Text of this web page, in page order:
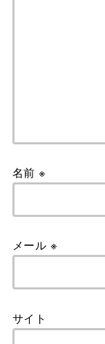
名前※
メール ※
サイト